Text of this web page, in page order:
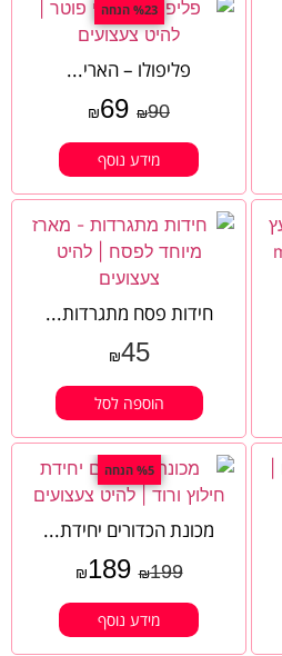
%23 הנחה
פליפולו – הארי...
₪90
₪69
מידע נוסף
חידות פסח מתגרדות...
₪45
הוספה לסל
%5 הנחה
מכונת הכדורים יחידת...
₪199
₪189
מידע נוסף